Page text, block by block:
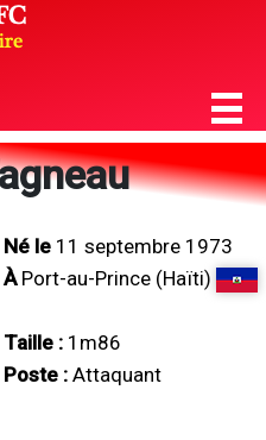
Né le 11 septembre 1973
ÀPort-au-Prince (Haïti)
Taille : 1m86
Poste : Attaquant